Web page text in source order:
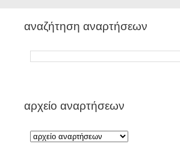
αναζήτηση αναρτήσεων
αρχείο αναρτήσεων